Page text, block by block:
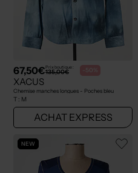
67,50€Prix boutique :
135,00€ -50%
XACUS
Chemise manches longues - Poches bleu
T : M
ACHAT EXPRESS
NEW